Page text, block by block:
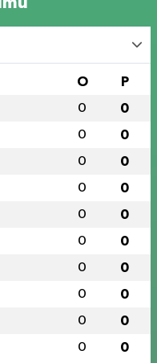
O P
0 0
0 0
0 0
0 0
0 0
0 0
0 0
0 0
0 0
0 0